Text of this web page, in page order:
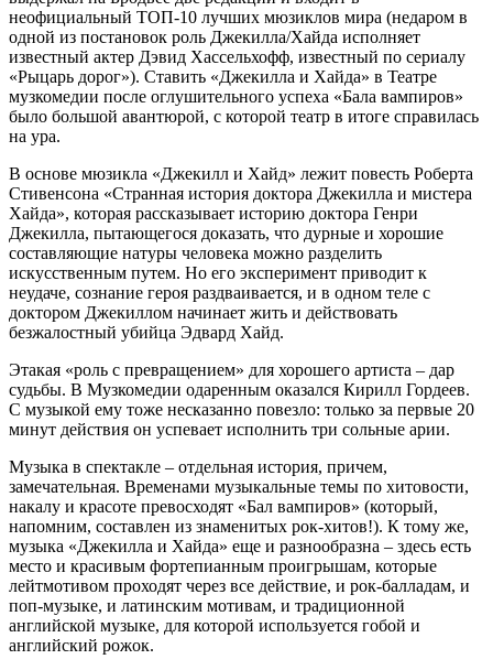
неофициальный ТОП-10 лучших мюзиклов мира (недаром в
одной из постановок роль Джекилла/Хайда исполняет
известный актер Дэвид Хассельхофф, известный по сериалу
«Рыцарь дорог»). Ставить «Джекилла и Хайда» в Театре
музкомедии после оглушительного успеха «Бала вампиров»
было большой авантюрой, с которой театр в итоге справилась
на ура.
В основе мюзикла «Джекилл и Хайд» лежит повесть Роберта
Стивенсона «Странная история доктора Джекилла и мистера
Хайда», которая рассказывает историю доктора Генри
Джекилла, пытающегося доказать, что дурные и хорошие
составляющие натуры человека можно разделить
искусственным путем. Но его эксперимент приводит к
неудаче, сознание героя раздваивается, и в одном теле с
доктором Джекиллом начинает жить и действовать
безжалостный убийца Эдвард Хайд.
Этакая «роль с превращением» для хорошего артиста – дар
судьбы. В Музкомедии одаренным оказался Кирилл Гордеев.
С музыкой ему тоже несказанно повезло: только за первые 20
минут действия он успевает исполнить три сольные арии.
Музыка в спектакле – отдельная история, причем,
замечательная. Временами музыкальные темы по хитовости,
накалу и красоте превосходят «Бал вампиров» (который,
напомним, составлен из знаменитых рок-хитов!). К тому же,
музыка «Джекилла и Хайда» еще и разнообразна – здесь есть
место и красивым фортепианным проигрышам, которые
лейтмотивом проходят через все действие, и рок-балладам, и
поп-музыке, и латинским мотивам, и традиционной
английской музыке, для которой используется гобой и
английский рожок.